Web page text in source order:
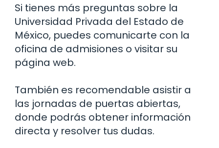
Si tienes más preguntas sobre la
Universidad Privada del Estado de
México, puedes comunicarte con la
oficina de admisiones o visitar su
página web.
También es recomendable asistir a
las jornadas de puertas abiertas,
donde podrás obtener información
directa y resolver tus dudas.